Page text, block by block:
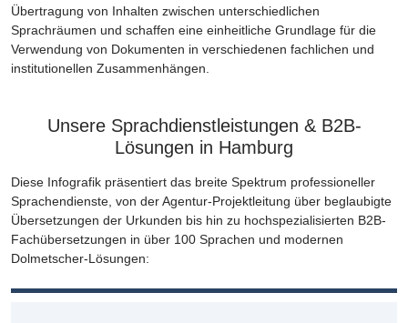
Übertragung von Inhalten zwischen unterschiedlichen
Sprachräumen und schaffen eine einheitliche Grundlage für die
Verwendung von Dokumenten in verschiedenen fachlichen und
institutionellen Zusammenhängen.
Unsere Sprachdienstleistungen & B2B-
Lösungen in Hamburg
Diese Infografik präsentiert das breite Spektrum professioneller
Sprachendienste, von der Agentur-Projektleitung über beglaubigte
Übersetzungen der Urkunden bis hin zu hochspezialisierten B2B-
Fachübersetzungen in über 100 Sprachen und modernen
Dolmetscher-Lösungen: